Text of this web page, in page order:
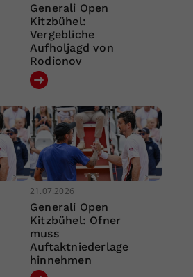
Generali Open
Kitzbühel:
Vergebliche
Aufholjagd von
Rodionov
21.07.2026
Generali Open
Kitzbühel: Ofner
muss
Auftaktniederlage
hinnehmen